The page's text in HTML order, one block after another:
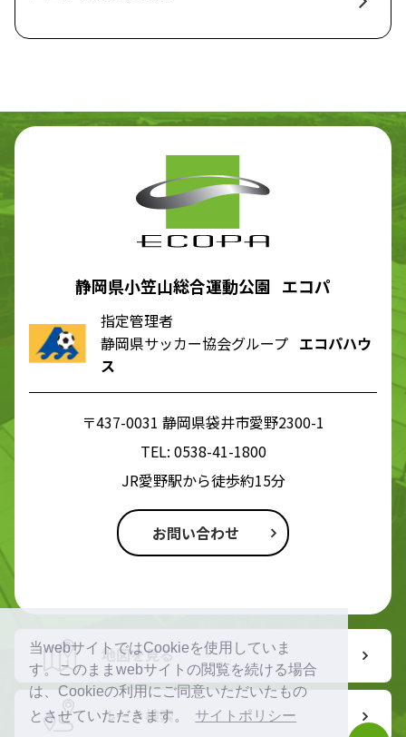
当webサイトではCookieを使用していま
す。このままwebサイトの閲覧を続ける場合
は、Cookieの利用にご同意いただいたもの
とさせていただきます。
サイトポリシー
静岡県小笠山総合運動公園 エコパ
指定管理者
静岡県サッカー協会グループ エコパハウ
ス
〒437-0031 静岡県袋井市愛野2300-1
TEL: 0538-41-1800
JR愛野駅から徒歩約15分
お問い合わせ
地図を見る
ルート検索